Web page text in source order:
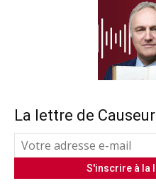
La lettre de Causeur